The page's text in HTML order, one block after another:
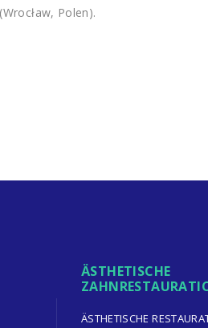
Polen).
ÄSTHETISCHE
ÄSTHETISCHE